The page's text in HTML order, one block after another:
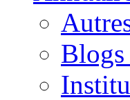
Blogs